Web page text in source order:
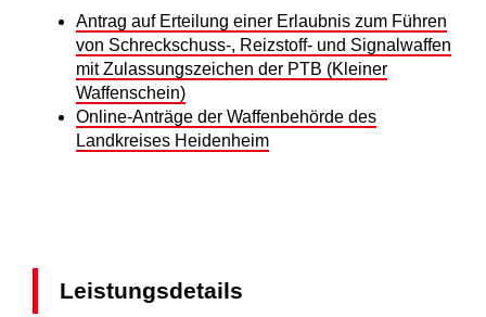
Antrag auf Erteilung einer Erlaubnis zum Führen
von Schreckschuss-, Reizstoff- und Signalwaffen
mit Zulassungszeichen der PTB (Kleiner
Waffenschein)
Online-Anträge der Waffenbehörde des
Landkreises Heidenheim
Leistungsdetails